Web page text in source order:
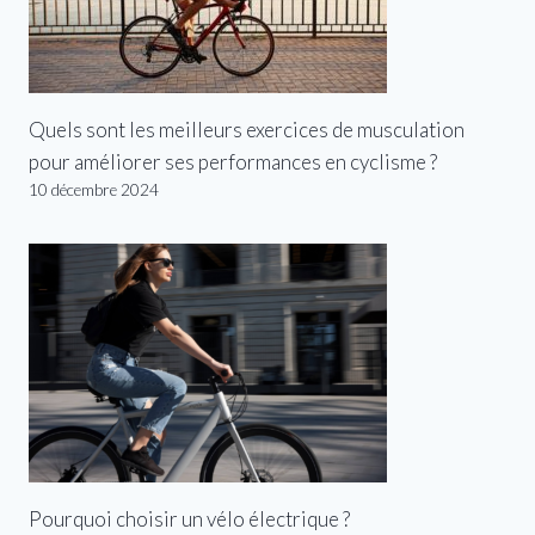
Quels sont les meilleurs exercices de musculation
pour améliorer ses performances en cyclisme ?
10 décembre 2024
Pourquoi choisir un vélo électrique ?